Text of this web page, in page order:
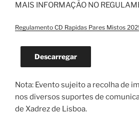
MAIS INFORMAÇÃO NO
Regulamento CD Rapidas Pares Mistos
Descarregar
Nota: Evento sujeito a recolha de
nos diversos suportes de
de Xadrez de Lisboa.